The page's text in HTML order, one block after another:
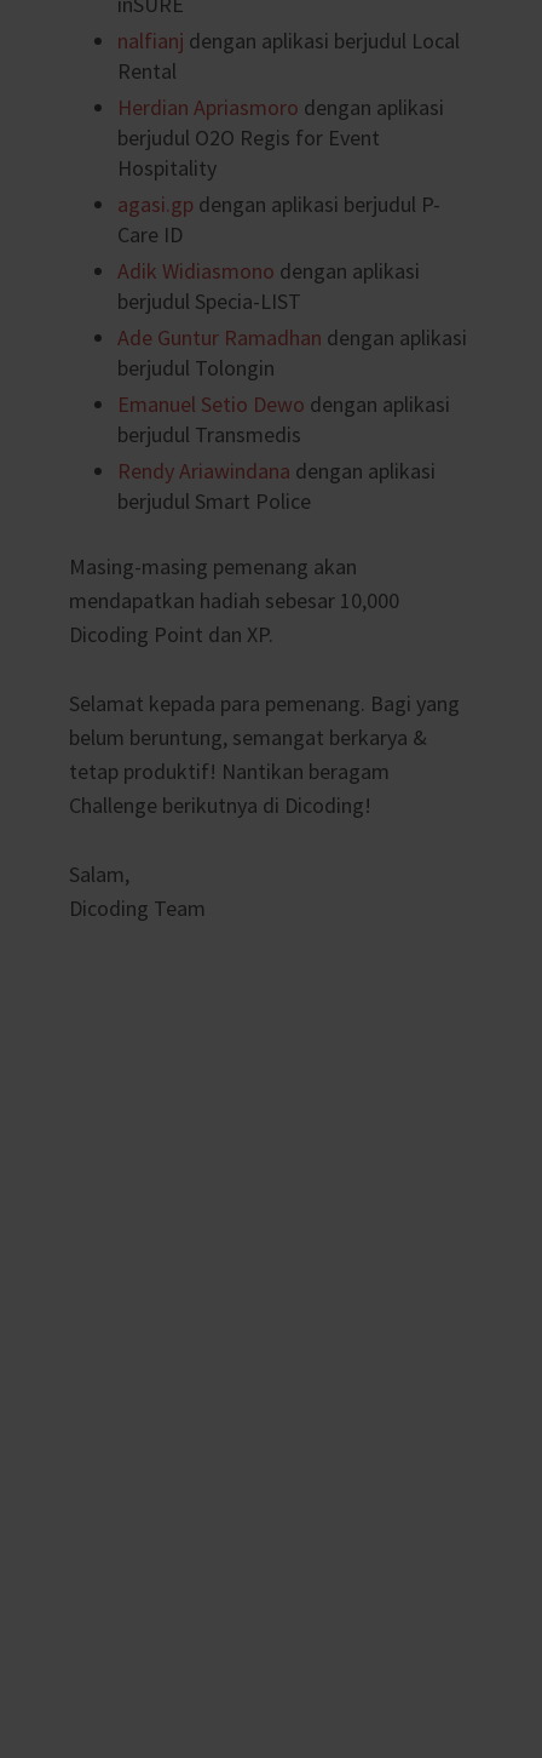
nalfianj dengan aplikasi berjudul Local
Rental
Herdian Apriasmoro dengan aplikasi
berjudul O2O Regis for Event
Hospitality
agasi.gp dengan aplikasi berjudul P-
Care ID
Adik Widiasmono dengan aplikasi
berjudul Specia-LIST
Ade Guntur Ramadhan dengan aplikasi
berjudul Tolongin
Emanuel Setio Dewo dengan aplikasi
berjudul Transmedis
Rendy Ariawindana dengan aplikasi
berjudul Smart Police
Masing-masing pemenang akan
mendapatkan hadiah sebesar 10,000
Dicoding Point dan XP.
Selamat kepada para pemenang. Bagi yang
belum beruntung, semangat berkarya &
tetap produktif! Nantikan beragam
Challenge berikutnya di Dicoding!
Salam,
Dicoding Team